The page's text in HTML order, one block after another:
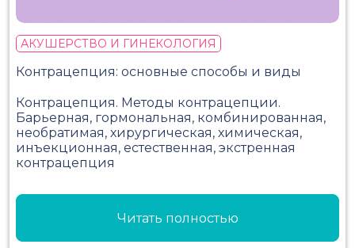
АКУШЕРСТВО И ГИНЕКОЛОГИЯ
Контрацепция: основные способы и виды
Контрацепция. Методы контрацепции.
Барьерная, гормональная, комбинированная,
необратимая, хирургическая, химическая,
инъекционная, естественная, экстренная
контрацепция
Читать полностью